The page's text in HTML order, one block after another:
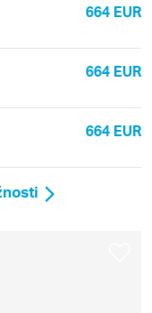
664 EUR
664 EUR
664 EUR